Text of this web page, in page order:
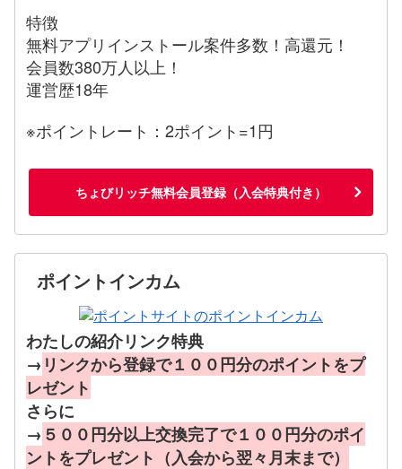
特徴
無料アプリインストール案件多数！高還元！
会員数380万人以上！
運営歴18年
※ポイントレート：2ポイント=1円
ちょびリッチ無料会員登録（入会特典付き）
ポイントインカム
わたしの紹介リンク特典
→ リンクから登録で１００円分のポイントをプ
レゼント
さらに
→ ５００円分以上交換完了で１００円分のポイ
ントをプレゼント（入会から翌々月末まで）